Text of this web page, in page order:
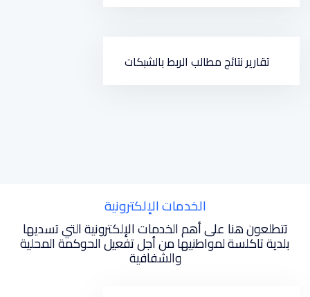
تقارير نتائج مطالب الربط بالشبكات
الخدمات الإلكترونية
تتطلعون هنا على أهم الخدمات الإلكترونية التي تسديها
بلدية تاكلسة لمواطنيها من أجل تفعيل الحوكمة المحلية
والشفافية